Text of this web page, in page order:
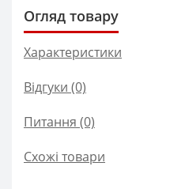
Огляд товару
Характеристики
Відгуки (0)
Питання (0)
Схожі товари